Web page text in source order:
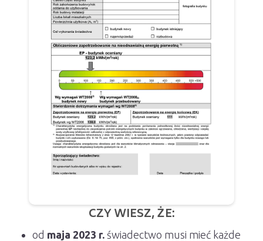
CZY WIESZ, ŻE:
od maja 2023 r. świadectwo musi mieć każde